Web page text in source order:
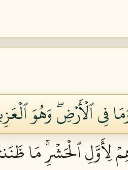
ٱلۡأَرۡضِۖ وَهُوَ
ٱلۡحَشۡرِۚ مَا